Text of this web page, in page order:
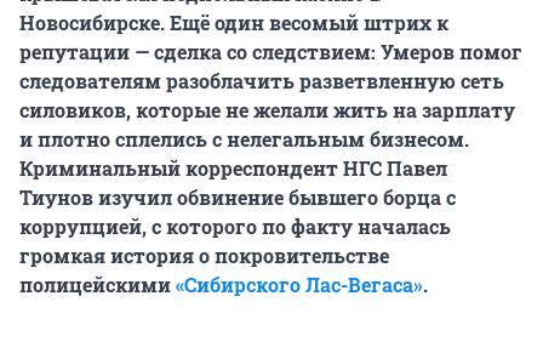
Новосибирске. Ещё один весомый штрих к
репутации — сделка со следствием: Умеров помог
следователям разоблачить разветвленную сеть
силовиков, которые не желали жить на зарплату
и плотно сплелись с нелегальным бизнесом.
Криминальный корреспондент НГС Павел
Тиунов изучил обвинение бывшего борца с
коррупцией, с которого по факту началась
громкая история о покровительстве
полицейскими«Сибирского Лас-Вегаса».